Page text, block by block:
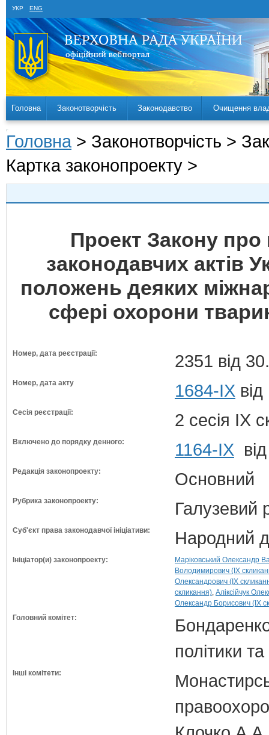
УКР ENG
Головна Законотворчість Законодавство Очищення
Головна > Законотворчість >
Картка законопроекту >
Проект Закону про
законодавчих актів
положень деяких
сфері охорони
Номер, дата реєстрації: 2351 від
Номер, дата акту 1684-IX
Сесія реєстрації: 2 сесія IX
Включено до порядку денного: 1164-ІХ
Редакція законопроекту: Основний
Рубрика законопроекту: Галузевий
Суб'єкт права законодавчої ініціативи: Народний
Ініціатор(и) законопроекту:
Маріковський Олександр
Володимирович (IX
Олександрович (IX
скликання) Аліксійчук
Олександр Борисович (IX
Головний комітет:
політики
Інші комітети: